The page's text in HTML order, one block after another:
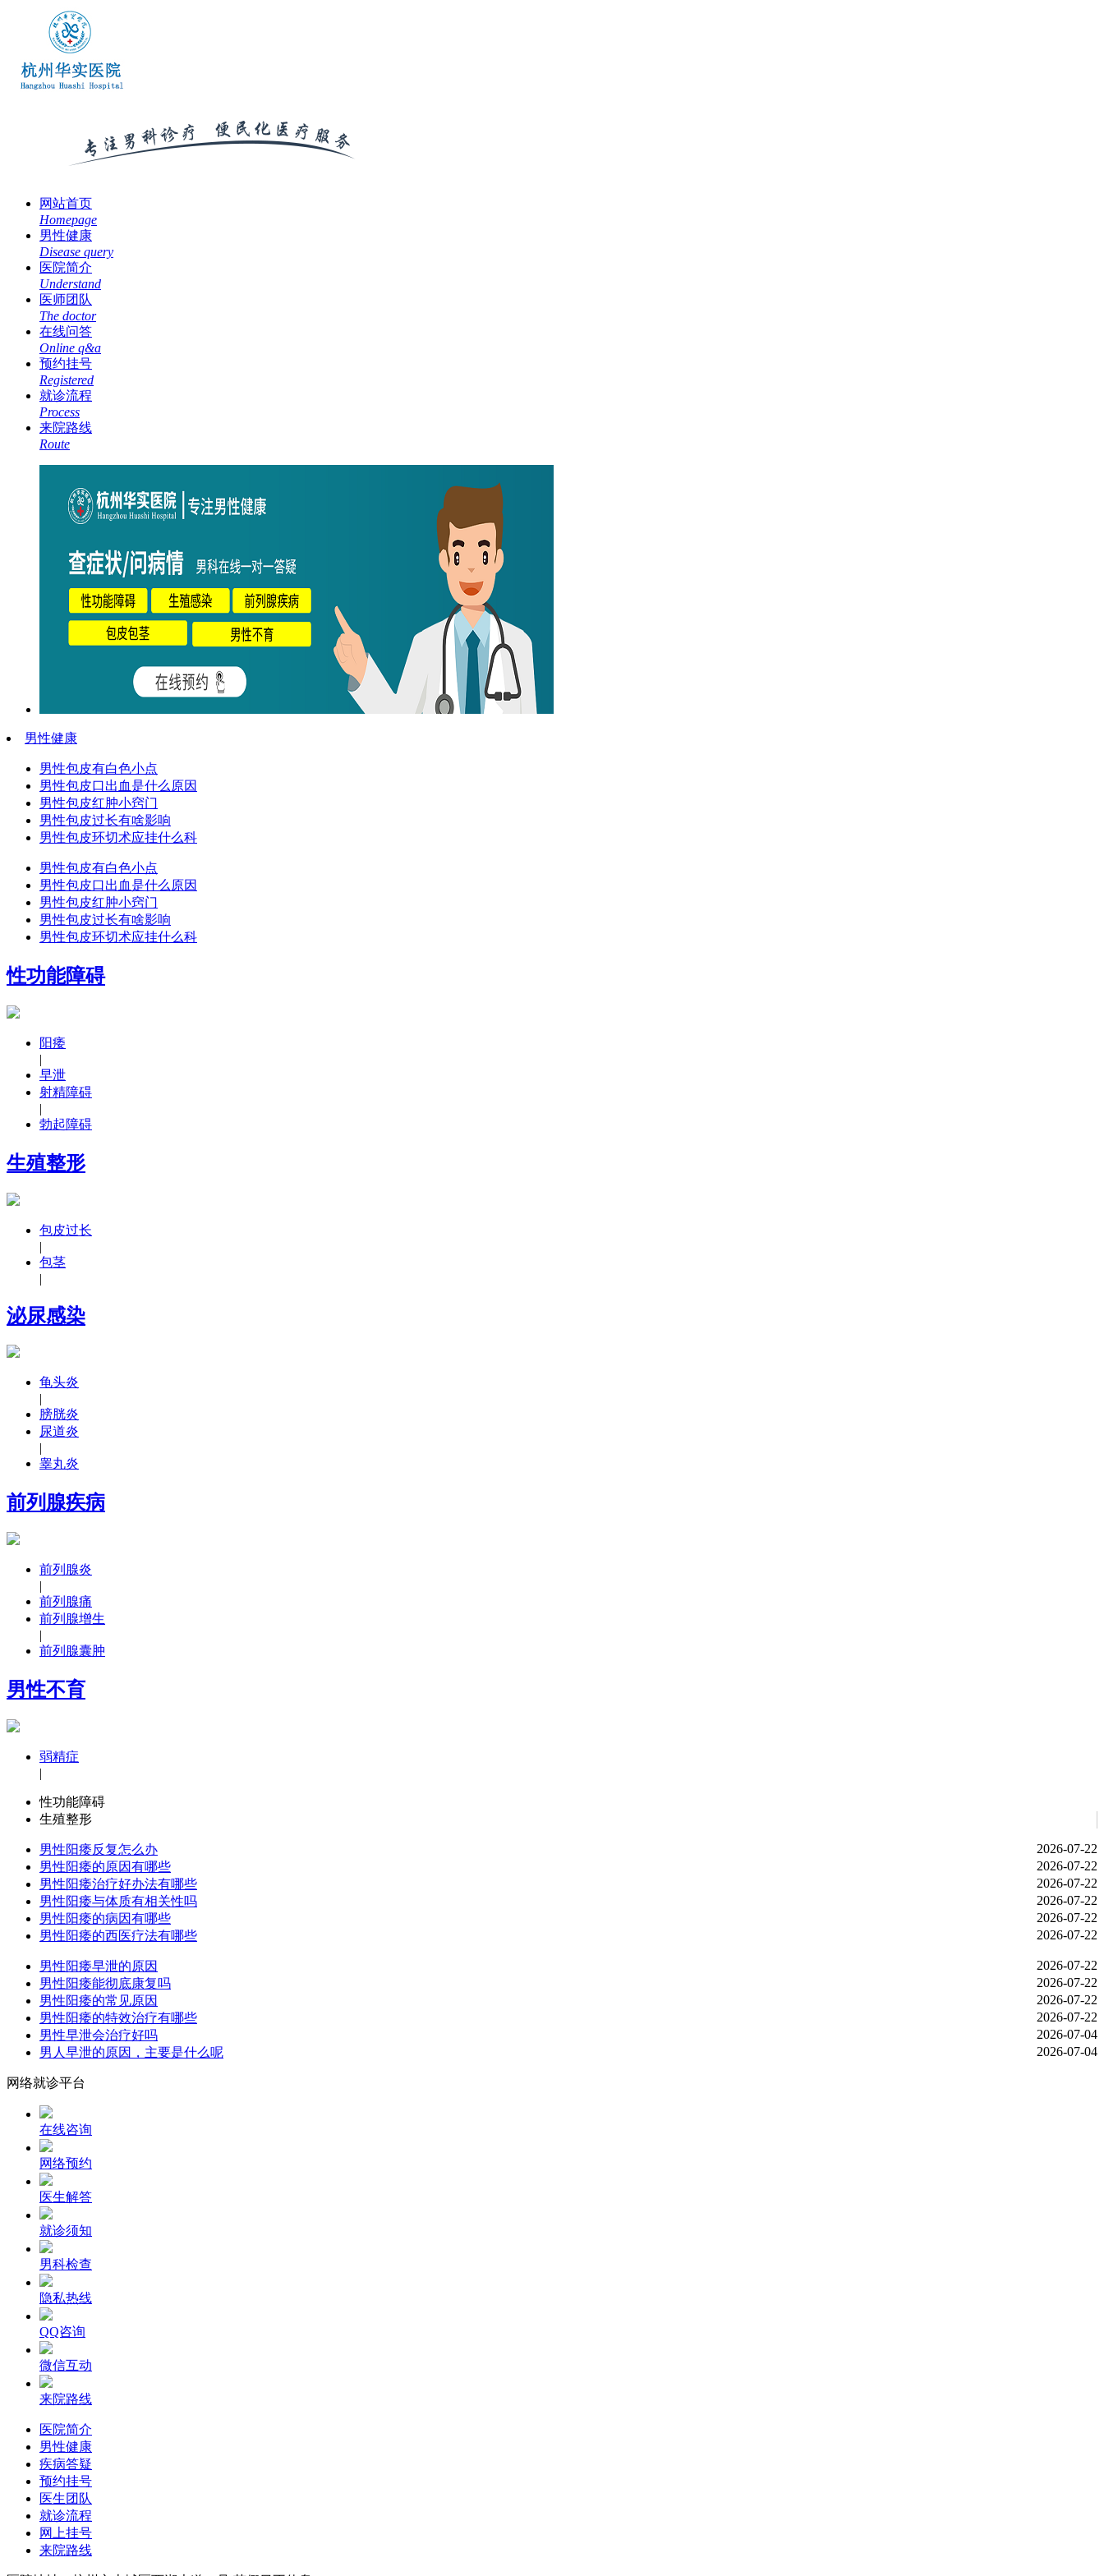
网站首页
Homepage
男性健康
Disease query
医院简介
Understand
医师团队
The doctor
在线问答
Online q&a
预约挂号
Registered
就诊流程
Process
来院路线
Route
男性健康
男性包皮有白色小点
男性包皮口出血是什么原因
男性包皮红肿小窍门
男性包皮过长有啥影响
男性包皮环切术应挂什么科
男性包皮有白色小点
男性包皮口出血是什么原因
男性包皮红肿小窍门
男性包皮过长有啥影响
男性包皮环切术应挂什么科
性功能障碍
阳痿
|
早泄
射精障碍
|
勃起障碍
生殖整形
包皮过长
|
包茎
|
泌尿感染
龟头炎
|
膀胱炎
尿道炎
|
睾丸炎
前列腺疾病
前列腺炎
|
前列腺痛
前列腺增生
|
前列腺囊肿
男性不育
弱精症
|
性功能障碍
生殖整形
男性阳痿反复怎么办
2026-07-22
男性阳痿的原因有哪些
2026-07-22
男性阳痿治疗好办法有哪些
2026-07-22
男性阳痿与体质有相关性吗
2026-07-22
男性阳痿的病因有哪些
2026-07-22
男性阳痿的西医疗法有哪些
2026-07-22
男性阳痿早泄的原因
2026-07-22
男性阳痿能彻底康复吗
2026-07-22
男性阳痿的常见原因
2026-07-22
男性阳痿的特效治疗有哪些
2026-07-22
男性早泄会治疗好吗
2026-07-04
男人早泄的原因，主要是什么呢
2026-07-04
网络就诊平台
在线咨询
网络预约
医生解答
就诊须知
男科检查
隐私热线
QQ咨询
微信互动
来院路线
医院简介
男性健康
疾病答疑
预约挂号
医生团队
就诊流程
网上挂号
来院路线